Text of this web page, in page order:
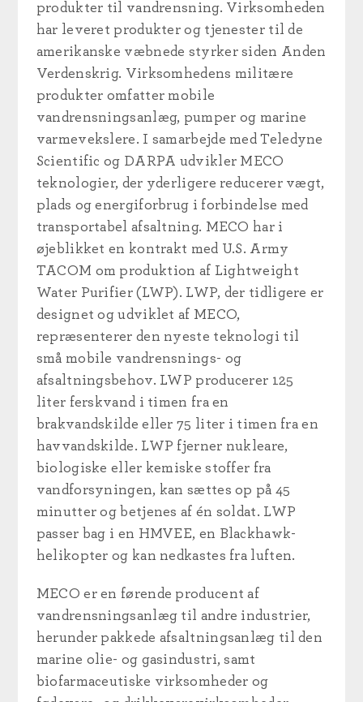
produkter til vandrensning. Virksomheden
har leveret produkter og tjenester til de
amerikanske væbnede styrker siden Anden
Verdenskrig. Virksomhedens militære
produkter omfatter mobile
vandrensningsanlæg, pumper og marine
varmevekslere. I samarbejde med Teledyne
Scientific og DARPA udvikler MECO
teknologier, der yderligere reducerer vægt,
plads og energiforbrug i forbindelse med
transportabel afsaltning. MECO har i
øjeblikket en kontrakt med U.S. Army
TACOM om produktion af Lightweight
Water Purifier (LWP). LWP, der tidligere er
designet og udviklet af MECO,
repræsenterer den nyeste teknologi til
små mobile vandrensnings- og
afsaltningsbehov. LWP producerer 125
liter ferskvand i timen fra en
brakvandskilde eller 75 liter i timen fra en
havvandskilde. LWP fjerner nukleare,
biologiske eller kemiske stoffer fra
vandforsyningen, kan sættes op på 45
minutter og betjenes af én soldat. LWP
passer bag i en HMVEE, en Blackhawk-
helikopter og kan nedkastes fra luften.
MECO er en førende producent af
vandrensningsanlæg til andre industrier,
herunder pakkede afsaltningsanlæg til den
marine olie- og gasindustri, samt
biofarmaceutiske virksomheder og